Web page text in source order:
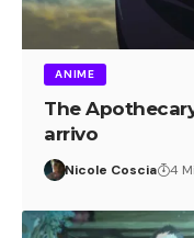
ANIME
The
arrivo
Nicole Coscia 4